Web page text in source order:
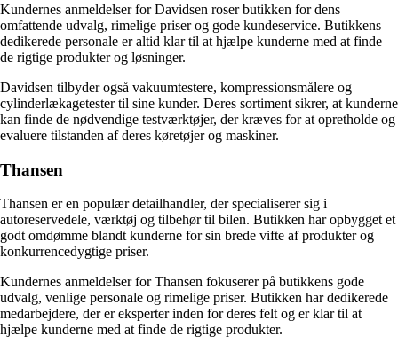
Kundernes anmeldelser for Davidsen roser butikken for dens
omfattende udvalg, rimelige priser og gode kundeservice. Butikkens
dedikerede personale er altid klar til at hjælpe kunderne med at finde
de rigtige produkter og løsninger.
Davidsen tilbyder også vakuumtestere, kompressionsmålere og
cylinderlækagetester til sine kunder. Deres sortiment sikrer, at kunderne
kan finde de nødvendige testværktøjer, der kræves for at opretholde og
evaluere tilstanden af deres køretøjer og maskiner.
Thansen
Thansen er en populær detailhandler, der specialiserer sig i
autoreservedele, værktøj og tilbehør til bilen. Butikken har opbygget et
godt omdømme blandt kunderne for sin brede vifte af produkter og
konkurrencedygtige priser.
Kundernes anmeldelser for Thansen fokuserer på butikkens gode
udvalg, venlige personale og rimelige priser. Butikken har dedikerede
medarbejdere, der er eksperter inden for deres felt og er klar til at
hjælpe kunderne med at finde de rigtige produkter.